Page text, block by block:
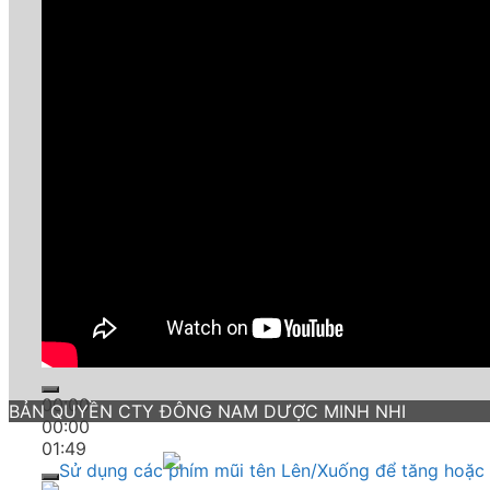
00:00
00:00
01:49
Sử dụng các phím mũi tên Lên/Xuống để tăng
BẢN QUYỀN CTY ĐÔNG NAM DƯỢC MINH NHI